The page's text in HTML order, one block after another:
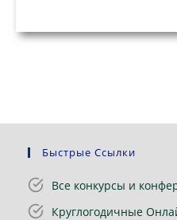
Быстрые Ссылки
Все конкурсы и
Круглогодичные